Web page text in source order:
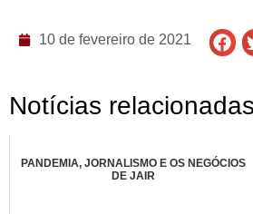
10 de fevereiro de 2021
Notícias
PANDEMIA, JORNALISMO E OS NEGÓCIOS
DE JAIR